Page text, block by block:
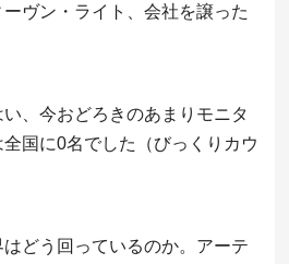
ヴン・ライト、会社を譲った
、今おどろきのあまりモニタ
国に0名でした（びっくりカウ
どう回っているのか。アーテ